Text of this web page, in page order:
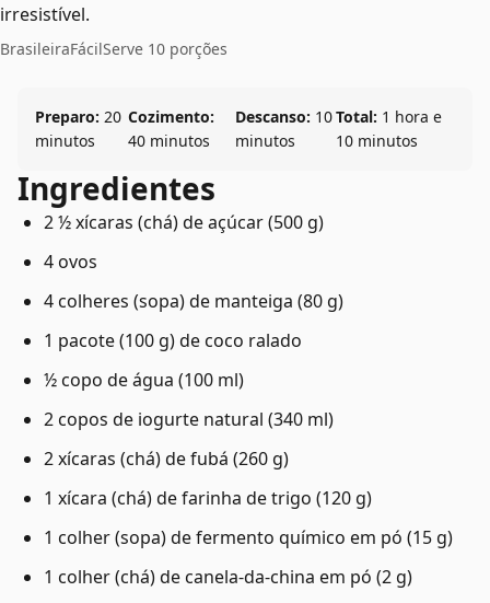
irresistível.
BrasileiraFácilServe 10 porções
Preparo: 20
minutos
Cozimento:
40 minutos
Descanso: 10
minutos
Total: 1 hora e
10 minutos
Ingredientes
2 ½ xícaras (chá) de açúcar (500 g)
4 ovos
4 colheres (sopa) de manteiga (80 g)
1 pacote (100 g) de coco ralado
½ copo de água (100 ml)
2 copos de iogurte natural (340 ml)
2 xícaras (chá) de fubá (260 g)
1 xícara (chá) de farinha de trigo (120 g)
1 colher (sopa) de fermento químico em pó (15 g)
1 colher (chá) de canela-da-china em pó (2 g)